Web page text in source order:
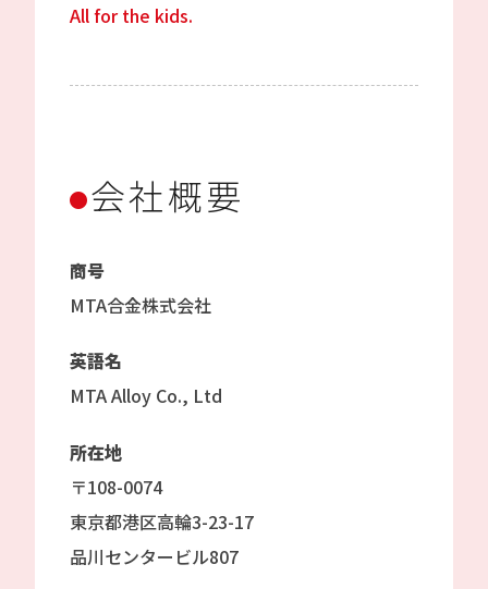
All for the kids.
会社概要
商号
MTA合金株式会社
英語名
MTA Alloy Co., Ltd
所在地
〒108-0074
東京都港区高輪3-23-17
品川センタービル807